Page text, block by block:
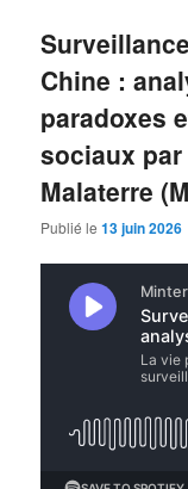
Chine :
paradoxes
sociaux
Malaterre
Publié le13 juin 2026